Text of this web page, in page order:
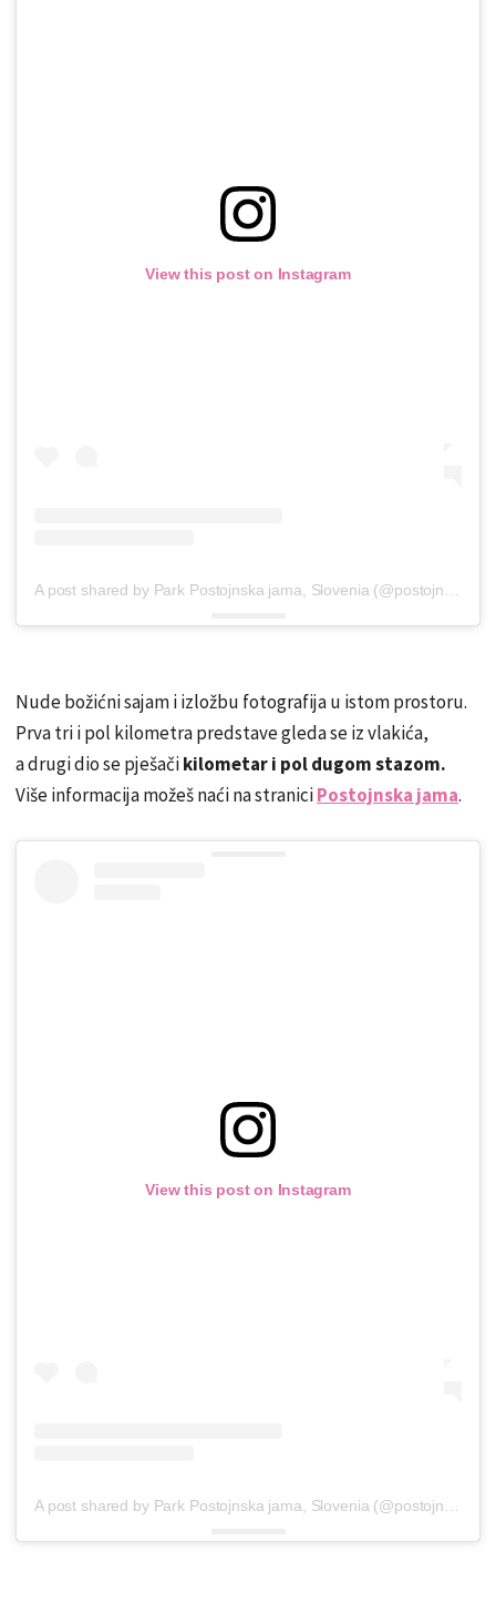
View this post on Instagram
A post shared by Park Postojnska jama, Slovenia (@postojnacave)
Nude božićni sajam i izložbu fotografija u istom prostoru.
Prva tri i pol kilometra predstave gleda se iz vlakića,
a drugi dio se pješačikilometar i pol dugom stazom.
Više informacija možeš naći na straniciPostojnska jama.
View this post on Instagram
A post shared by Park Postojnska jama, Slovenia (@postojnacave)